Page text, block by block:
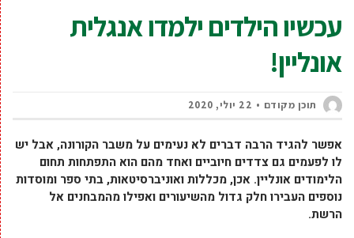
עכשיו הילדים ילמדו אנגלית
אונליין!
תוכן מקודם 22 יולי, 2020
אפשר להגיד הרבה דברים לא נעימים על משבר הקורונה, אבל יש
לו לפעמים גם צדדים חיוביים ואחד מהם הוא התפתחות תחום
הלימודים אונליין. אכן, מכללות ואוניברסיטאות, בתי ספר ומוסדות
נוספים העבירו חלק גדול מהשיעורים ואפילו מהמבחנים אל
הרשת.